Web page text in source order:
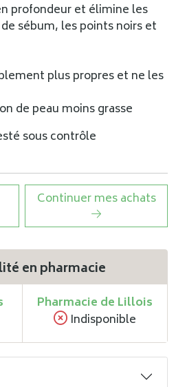
profondeur et élimine les
sébum, les points noirs et
plus propres et ne les
de peau moins grasse
sous contrôle
Continuer mes achats
en pharmacie
Pharmacie de Lillois
Indisponible